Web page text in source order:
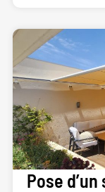
Pose